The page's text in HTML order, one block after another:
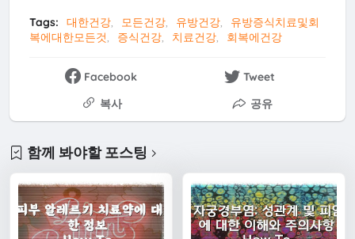
Tags: 대한건강 모든건강 유방건강
유방증식치료및회
복에대한모든것
증식건강 치료건강 회복에건강
Facebook
Tweet
복사
공유
함께 봐야할 포스팅